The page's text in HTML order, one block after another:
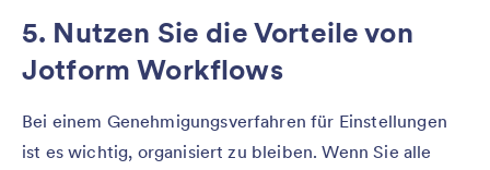
5. Nutzen Sie die Vorteile von
Jotform Workflows
Bei einem Genehmigungsverfahren für Einstellungen
ist es wichtig, organisiert zu bleiben. Wenn Sie alle